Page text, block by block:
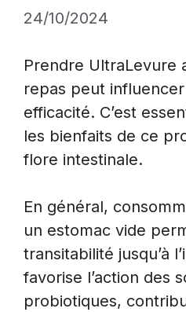
24/10/2024
Prendre UltraLevure
repas peut
efficacité. C’est
les bienfaits de ce
flore intestinale.
En général,
un estomac vide
transitabilité jusqu’à
favorise l’action des
probiotiques,